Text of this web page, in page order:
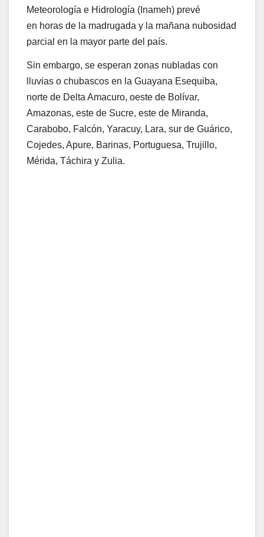
Meteorología e Hidrología (Inameh) prevé
en horas de la madrugada y la mañana nubosidad
parcial en la mayor parte del país.
Sin embargo, se esperan zonas nubladas con
lluvias o chubascos en la Guayana Esequiba,
norte de Delta Amacuro, oeste de Bolívar,
Amazonas, este de Sucre, este de Miranda,
Carabobo, Falcón, Yaracuy, Lara, sur de Guárico,
Cojedes, Apure, Barinas, Portuguesa, Trujillo,
Mérida, Táchira y Zulia.